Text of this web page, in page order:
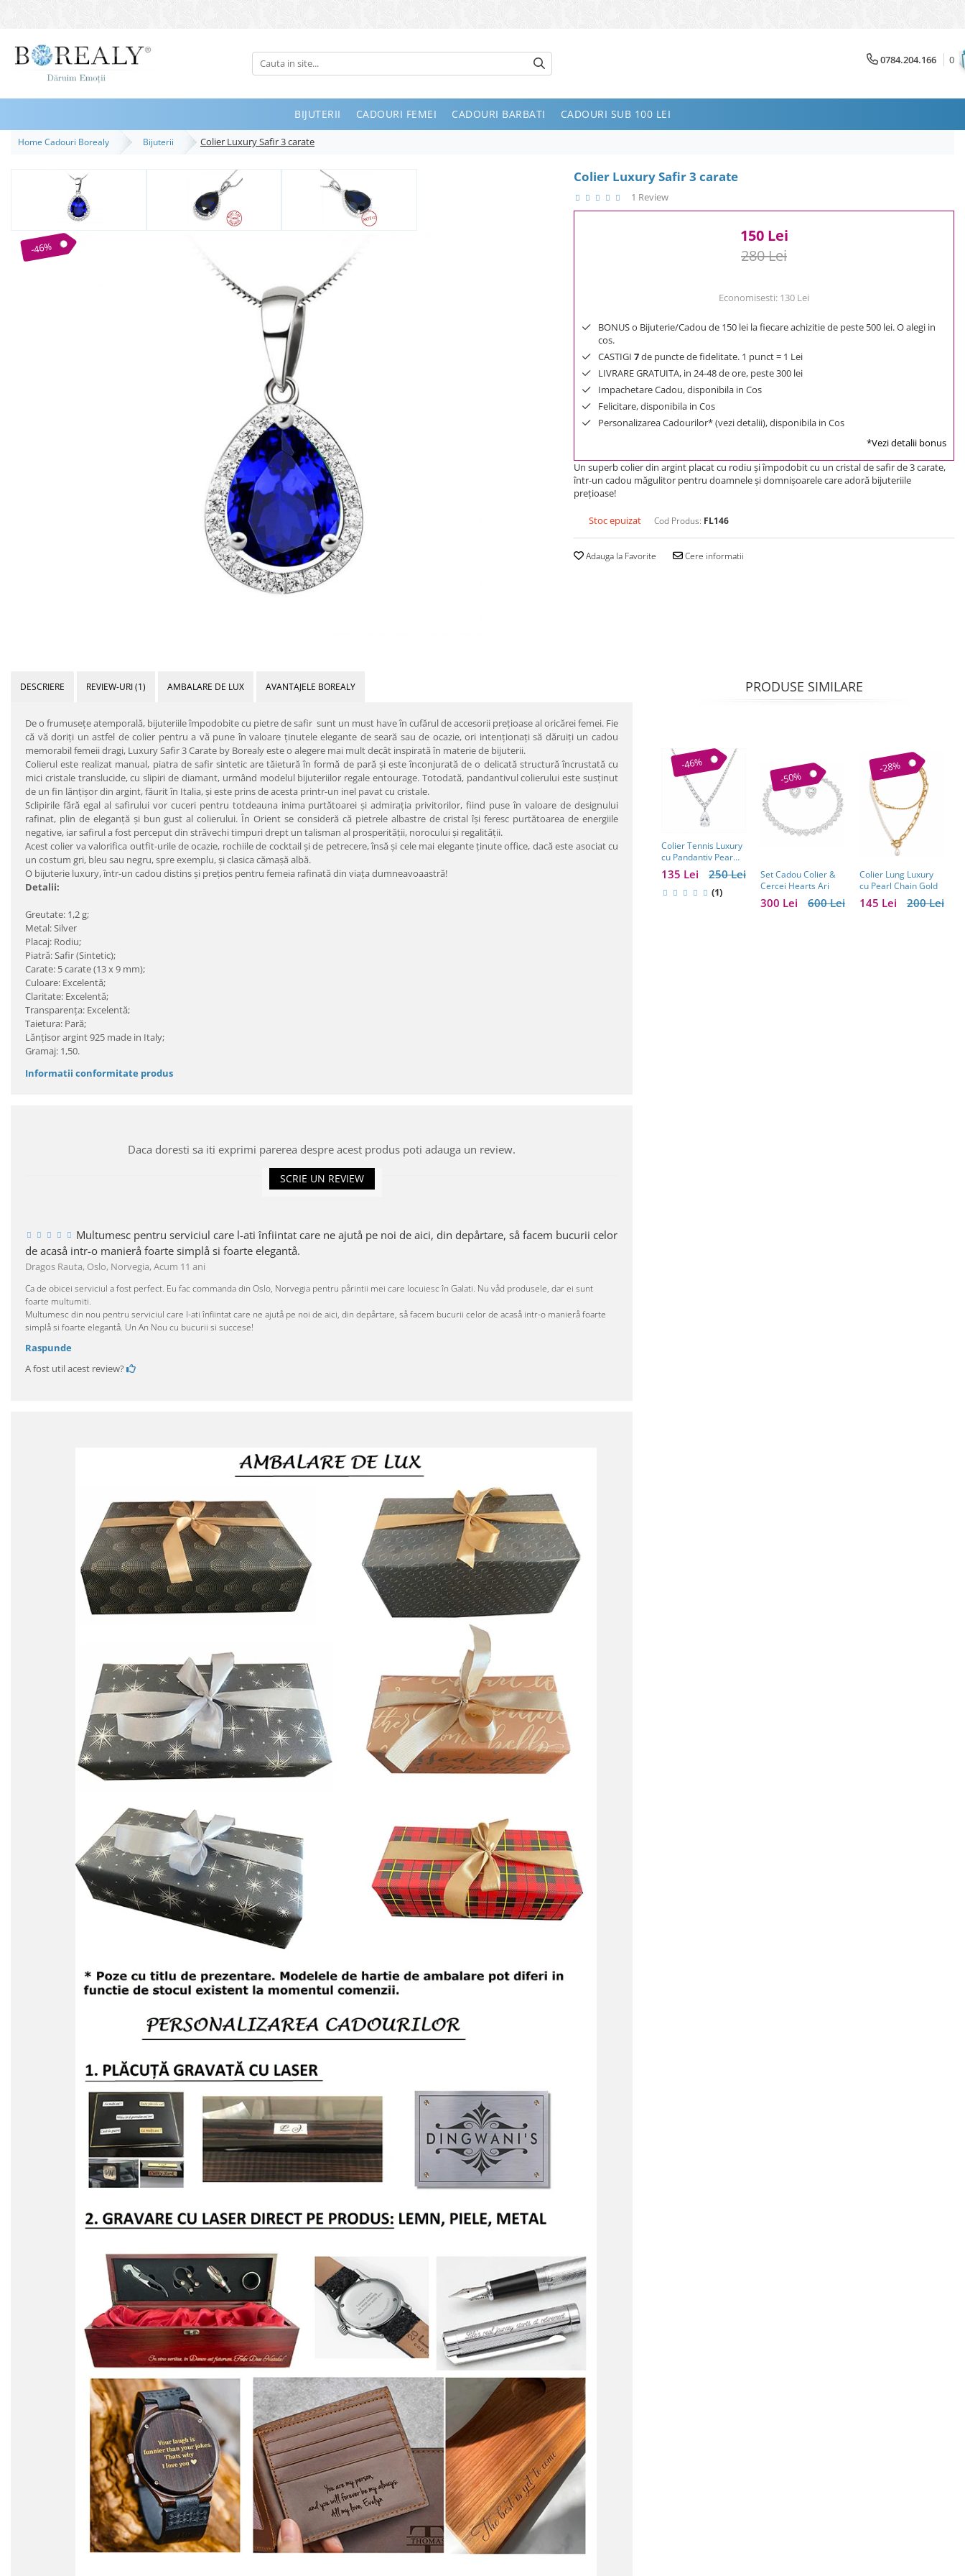
Bijuterii
Inele
Bratari
Destinatari
0784.204.166 0
BIJUTERII CADOURI FEMEI CADOURI BARBATI CADOURI SUB 100 LEI
Home Cadouri Borealy Bijuterii Colier Luxury Safir 3 carate
Colier Luxury Safir 3 carate
1 Review
-46%
150 Lei
280 Lei
Economisesti: 130 Lei
BONUS o Bijuterie/Cadou de 150 lei la fiecare achizitie de peste 500 lei. O alegi in
cos.
CASTIGI 7de puncte de fidelitate. 1 punct = 1 Lei
LIVRARE GRATUITA, in 24-48 de ore, peste 300 lei
Impachetare Cadou, disponibila in Cos
Felicitare, disponibila in Cos
Personalizarea Cadourilor* (vezi detalii), disponibila in Cos
*Vezi detalii bonus
Un superb colier din argint placat cu rodiu şi împodobit cu un cristal de safir de 3 carate,
într-un cadou măgulitor pentru doamnele şi domnişoarele care adoră bijuteriile
preţioase!
Stoc epuizat Cod Produs: FL146
Adauga la Favorite Cere informatii
DESCRIERE REVIEW-URI(1) AMBALARE DE LUX AVANTAJELE BOREALY
De o frumuseţe atemporală, bijuteriile împodobite cu pietre de safir sunt un must have în cufărul de accesorii preţioase al oricărei femei. Fie
că vă doriţi un astfel de colier pentru a vă pune în valoare ţinutele elegante de seară sau de ocazie, ori intenţionaţi să dăruiţi un cadou
memorabil femeii dragi, Luxury Safir 3 Carate by Borealy este o alegere mai mult decât inspirată în materie de bijuterii.
Colierul este realizat manual, piatra de safir sintetic are tăietură în formă de pară şi este înconjurată de o delicată structură încrustată cu
mici cristale translucide, cu slipiri de diamant, urmând modelul bijuteriilor regale entourage. Totodată, pandantivul colierului este susţinut
de un fin lănţişor din argint, făurit în Italia, şi este prins de acesta printr-un inel pavat cu cristale.
Sclipirile fără egal al safirului vor cuceri pentru totdeauna inima purtătoarei şi admiraţia privitorilor, fiind puse în valoare de designului
rafinat, plin de eleganţă şi bun gust al colierului. În Orient se consideră că pietrele albastre de cristal îşi feresc purtătoarea de energiile
negative, iar safirul a fost perceput din străvechi timpuri drept un talisman al prosperităţii, norocului şi regalităţii.
Acest colier va valorifica outfit-urile de ocazie, rochiile de cocktail şi de petrecere, însă şi cele mai elegante ţinute office, dacă este asociat cu
un costum gri, bleu sau negru, spre exemplu, şi clasica cămaşă albă.
O bijuterie luxury, într-un cadou distins şi preţios pentru femeia rafinată din viaţa dumneavoaastră!
Detalii:
Greutate: 1,2 g;
Metal: Silver
Placaj: Rodiu;
Piatră: Safir (Sintetic);
Carate: 5 carate (13 x 9 mm);
Culoare: Excelentă;
Claritate: Excelentă;
Transparenţa: Excelentă;
Taietura: Pară;
Lănţisor argint 925 made in Italy;
Gramaj: 1,50.
Informatii conformitate produs
Daca doresti sa iti exprimi parerea despre acest produs poti adauga un review.
SCRIE UN REVIEW
Multumesc pentru serviciul care l-ati înfiintat care ne ajutå pe noi de aici, din depårtare, så facem bucurii celor
de acaså intr-o manierå foarte simplå si foarte elegantå.
Dragos Rauta, Oslo, Norvegia,Acum 11 ani
Ca de obicei serviciul a fost perfect. Eu fac commanda din Oslo, Norvegia pentru pårintii mei care locuiesc în Galati. Nu våd produsele, dar ei sunt
foarte multumiti.
Multumesc din nou pentru serviciul care l-ati înfiintat care ne ajutå pe noi de aici, din depårtare, så facem bucurii celor de acaså intr-o manierå foarte
simplå si foarte elegantå. Un An Nou cu bucurii si succese!
Raspunde
A fost util acest review?
PRODUSE SIMILARE
-46%
Colier Tennis Luxury
cu Pandantiv Pear
Cut – Eleganță
Atemporală 250 Lei
135 Lei
(1)
-50%
Set Cadou Colier &
Cercei Hearts Ari
600 Lei
300 Lei
-28%
Colier Lung Luxury
cu Pearl Chain Gold
200 Lei
145 Lei